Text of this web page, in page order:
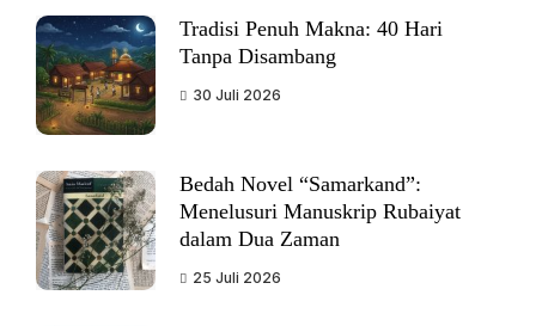
Tradisi Penuh Makna: 40 Hari
Tanpa Disambang
30 Juli 2026
Bedah Novel “Samarkand”:
Menelusuri Manuskrip Rubaiyat
dalam Dua Zaman
25 Juli 2026